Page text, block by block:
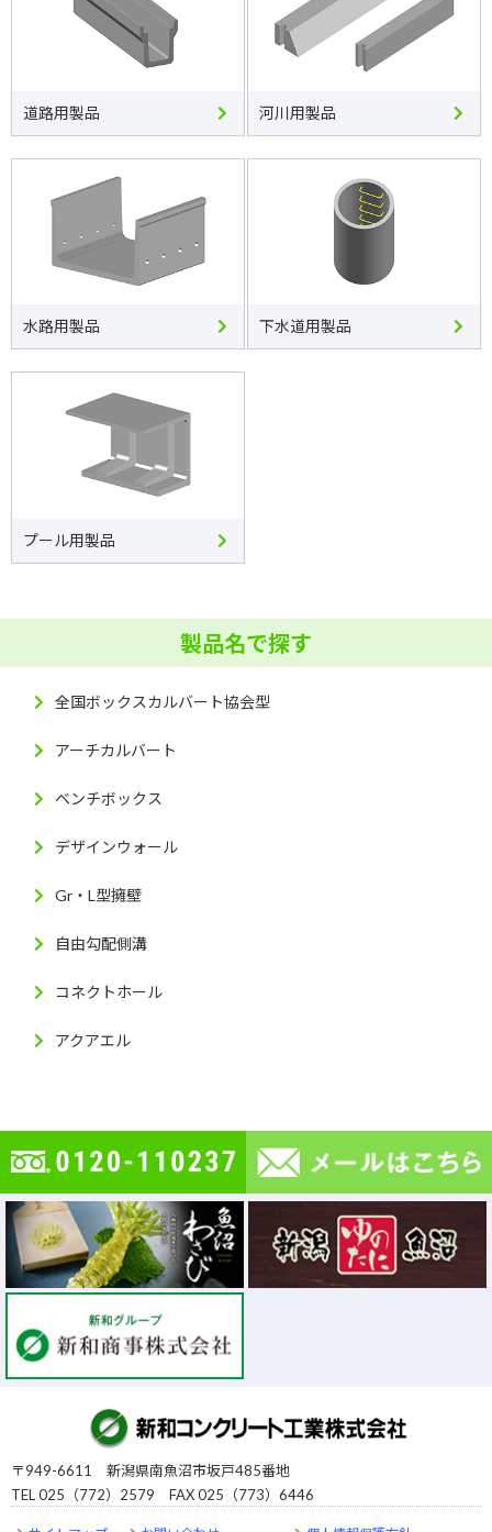
道路用製品 河川用製品
水路用製品 下水道用製品
プール用製品
製品名で探す
全国ボックスカルバート協会型
アーチカルバート
ベンチボックス
デザインウォール
Gr・L型擁壁
自由勾配側溝
コネクトホール
アクアエル
〒949-6611 新潟県南魚沼市坂戸485番地
TEL 025（772）2579 FAX 025（773）6446